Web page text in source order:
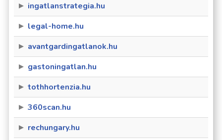
ingatlanstrategia.hu
legal-home.hu
avantgardingatlanok.hu
gastoningatlan.hu
tothhortenzia.hu
360scan.hu
rechungary.hu